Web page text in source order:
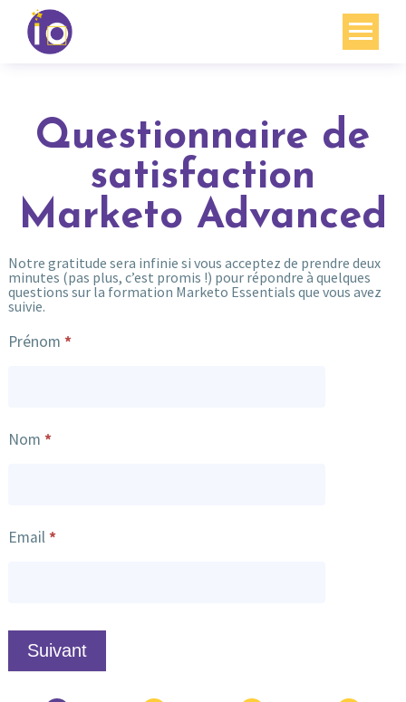
Nos expertises
Ressources
Contact
Questionnaire de
satisfaction
Marketo Advanced
Notre gratitude sera infinie si vous acceptez de prendre deux
minutes (pas plus, c’est promis !) pour répondre à quelques
questions sur la formation Marketo Essentials que vous avez
suivie.
Questionnaire
de
Prénom *
Nom *
Email*
Suivant